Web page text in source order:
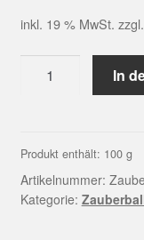
inkl. 19 % MwSt. zzgl.
Menge
In
Produkt enthält: 100 g
Artikelnummer:
Kategorie: